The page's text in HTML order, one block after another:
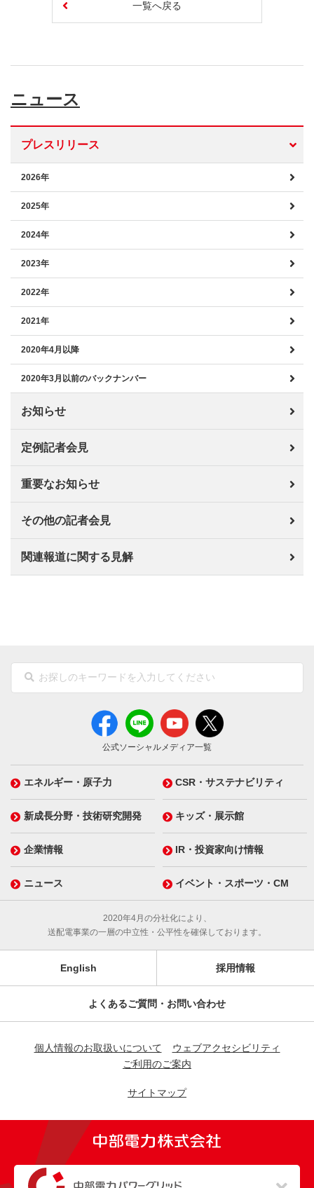
一覧へ戻る
ニュース
プレスリリース
2026年
2025年
2024年
2023年
2022年
2021年
2020年4月以降
2020年3月以前のバックナンバー
お知らせ
定例記者会見
重要なお知らせ
その他の記者会見
関連報道に関する見解
公式ソーシャルメディア一覧
エネルギー・原子力 CSR・サステナビリティ
新成長分野・技術研究開発 キッズ・展示館
企業情報 IR・投資家向け情報
ニュース イベント・スポーツ・CM
2020年4月の分社化により、
送配電事業の一層の中立性・公平性を確保しております。
English 採用情報
よくあるご質問・お問い合わせ
個人情報のお取扱いについて
ウェブアクセシビリティ
ご利用のご案内
サイトマップ